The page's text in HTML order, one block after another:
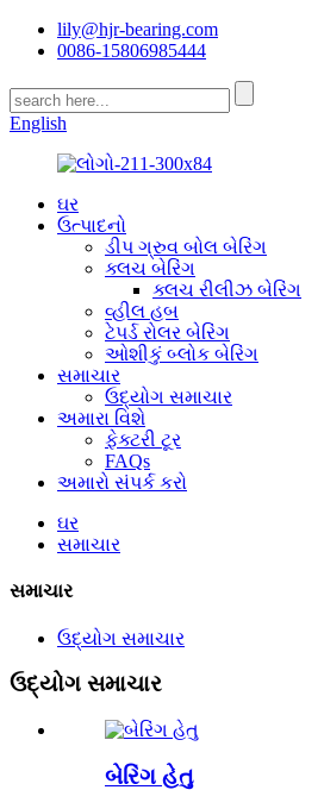
lily@hjr-bearing.com
0086-15806985444
English
ઘર
ઉત્પાદનો
ડીપ ગ્રુવ બોલ બેરિંગ
ક્લચ બેરિંગ
ક્લચ રીલીઝ બેરિંગ
વ્હીલ હબ
ટેપર્ડ રોલર બેરિંગ
ઓશીકું બ્લોક બેરિંગ
સમાચાર
ઉદ્યોગ સમાચાર
અમારા વિશે
ફેક્ટરી ટૂર
FAQs
અમારો સંપર્ક કરો
ઘર
સમાચાર
સમાચાર
ઉદ્યોગ સમાચાર
ઉદ્યોગ સમાચાર
બેરિંગ હેતુ